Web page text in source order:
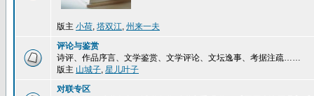
版主 小荷, 塔双江, 州来一夫
评论与鉴赏
诗评、作品序言、文学鉴赏、文学评论、文坛逸事、考据注疏……
版主 山城子, 星儿叶子
对联专区